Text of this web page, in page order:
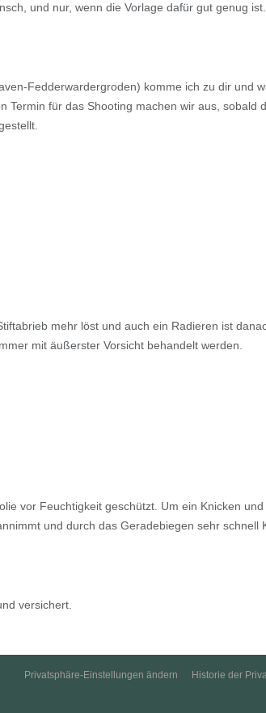
und nur, wenn die Vorlage dafür gut genug ist.
Fedderwardergroden) komme ich zu dir und
für das Shooting machen wir aus, sobald
mehr löst und auch ein Radieren ist
mit äußerster Vorsicht behandelt werden.
vor Feuchtigkeit geschützt. Um ein Knicken
und durch das Geradebiegen sehr schnell
versichert.
Privatsphäre-Einstellungen ändern Historie der